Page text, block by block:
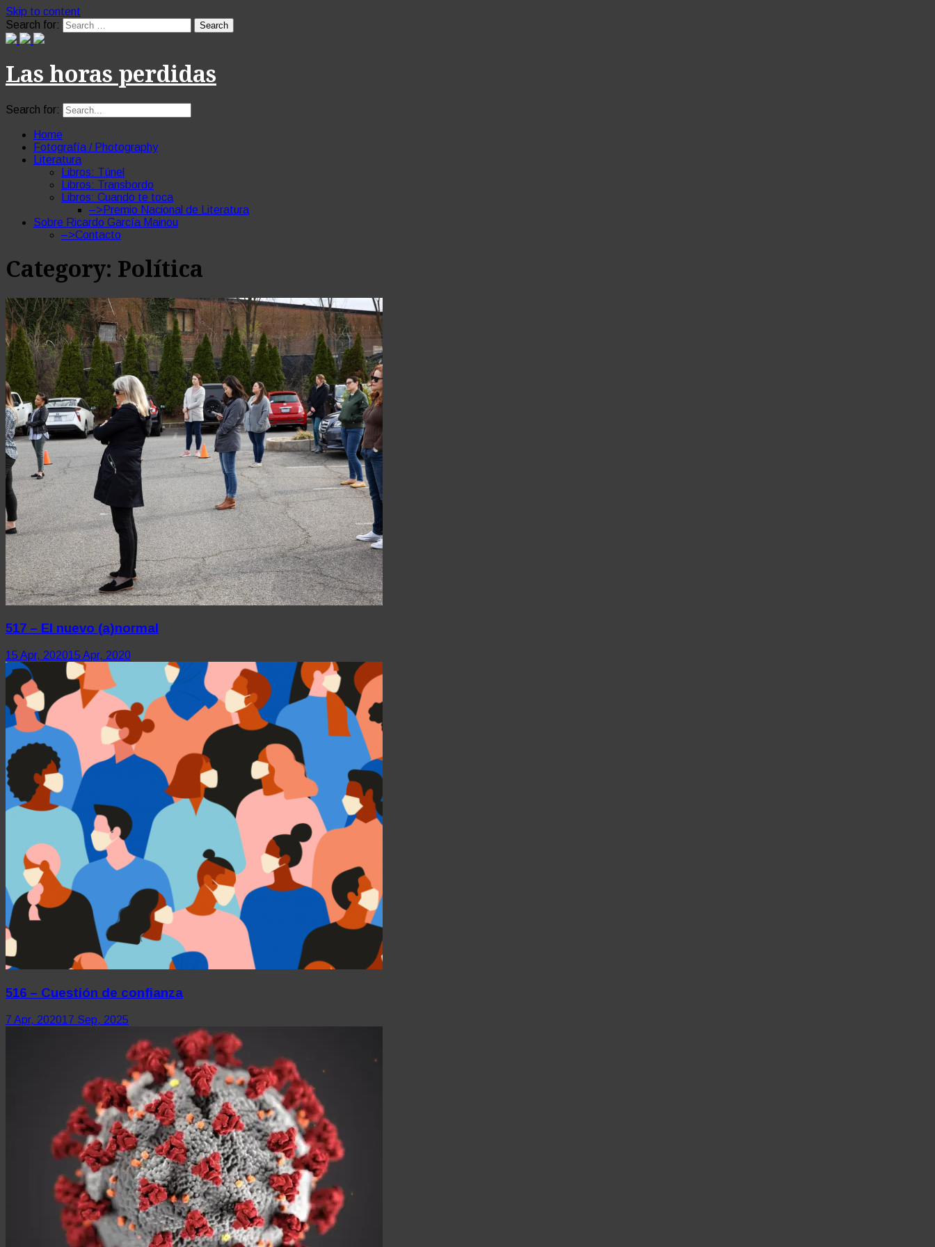
Skip to content
Search for:
Las horas perdidas
Search for:
Home
Fotografía / Photography
Literatura
Libros: Túnel
Libros: Transbordo
Libros: Cuando te toca
–>Premio Nacional de Literatura
Sobre Ricardo García Mainou
–>Contacto
Category: Política
517 – El nuevo (a)normal
15 Apr, 202015 Apr, 2020
516 – Cuestión de confianza
7 Apr, 202017 Sep, 2025